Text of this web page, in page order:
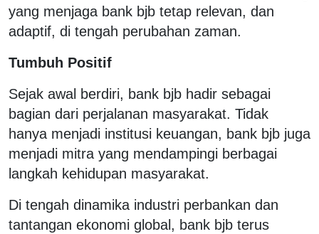
yang menjaga bank bjb tetap relevan, dan
adaptif, di tengah perubahan zaman.
Tumbuh Positif
Sejak awal berdiri, bank bjb hadir sebagai
bagian dari perjalanan masyarakat. Tidak
hanya menjadi institusi keuangan, bank bjb juga
menjadi mitra yang mendampingi berbagai
langkah kehidupan masyarakat.
Di tengah dinamika industri perbankan dan
tantangan ekonomi global, bank bjb terus